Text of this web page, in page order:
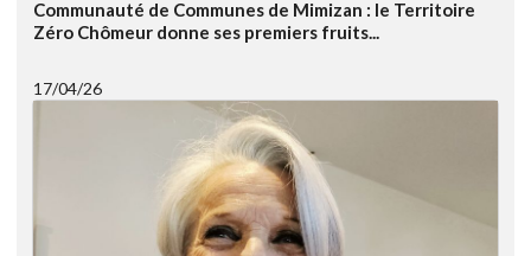
Communauté de Communes de Mimizan : le Territoire
Zéro Chômeur donne ses premiers fruits...
17/04/26